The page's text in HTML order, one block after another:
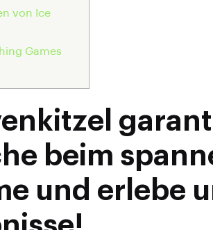
von Ice
Games
beim
und erlebe